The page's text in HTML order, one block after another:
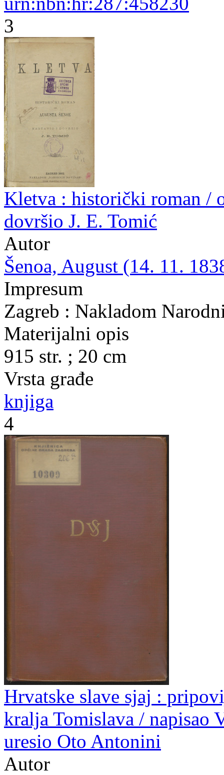
3
Kletva : historički roman /
dovršio J. E. Tomić
Autor
Šenoa, August (14. 11.
Impresum
Zagreb : Nakladom
Materijalni opis
915 str. ; 20 cm
Vrsta građe
knjiga
4
Hrvatske slave sjaj :
kralja Tomislava / napisao
uresio Oto Antonini
Autor